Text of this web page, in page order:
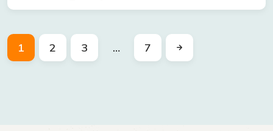
1 2 3 … 7